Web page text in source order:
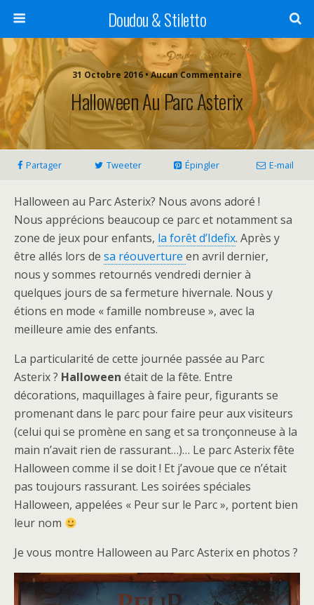
Doudou & Stiletto
31 Octobre 2016 • Aucun Commentaire
Halloween Au Parc Asterix
Partager Tweeter Épingler E-mail
Halloween au Parc Asterix? Nous avons adoré !
Nous apprécions beaucoup ce parc et notamment sa
zone de jeux pour enfants, la forêt d’Idefix. Après y
être allés lors de sa réouverture en avril dernier,
nous y sommes retournés vendredi dernier à
quelques jours de sa fermeture hivernale. Nous y
étions en mode « famille nombreuse », avec la
meilleure amie des enfants.
La particularité de cette journée passée au Parc
Asterix ? Halloween était de la fête. Entre
décorations, maquillages à faire peur, figurants se
promenant dans le parc pour faire peur aux visiteurs
(celui qui se promène en sang et sa tronçonneuse à la
main n’avait rien de rassurant…)… Le parc Asterix fête
Halloween comme il se doit ! Et j’avoue que ce n’était
pas toujours rassurant. Les soirées spéciales
Halloween, appelées « Peur sur le Parc », portent bien
leur nom
Je vous montre Halloween au Parc Asterix en photos ?